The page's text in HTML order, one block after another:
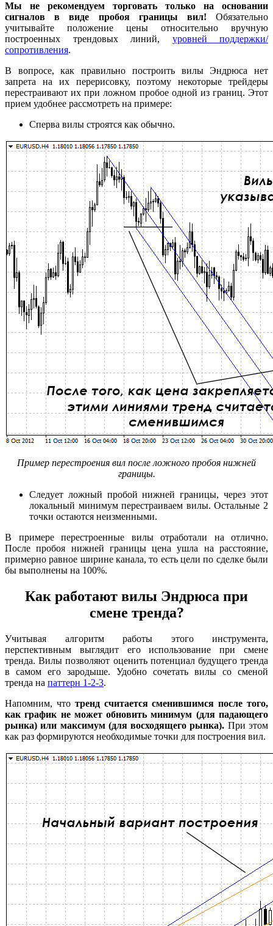
Мы не рекомендуем торговать только на основании
сигналов в виде пробоя границы вил! Обязательно
учитывайте положение цены относительно вручную
построенных трендовых линий, уровней поддержки/
сопротивления.
В вопросе, как правильно построить вилы Эндрюса нет
запрета на их перерисовку, поэтому некоторые трейдеры
перестраивают их при ложном пробое одной из границ. Этот
прием удобнее рассмотреть на примере:
Cперва вилы строятся как обычно.
Пример перестроения вил после ложного пробоя нижней
границы.
Следует ложный пробой нижней границы, через этот
локальный минимум перестраиваем вилы. Остальные 2
точки остаются неизменными.
В примере перестроенные вилы отработали на отлично.
После пробоя нижней границы цена ушла на расстояние,
примерно равное ширине канала, то есть цели по сделке были
бы выполнены на 100%.
Как работают вилы Эндрюса при
смене тренда?
Учитывая алгоритм работы этого инструмента,
перспективным выглядит его использование при смене
тренда. Вилы позволяют оценить потенциал будущего тренда
в самом его зародыше. Удобно сочетать вилы со сменой
тренда на паттерн 1-2-3.
Напомним, что тренд считается сменившимся после того,
как график не может обновить минимум (для падающего
рынка) или максимум (для восходящего рынка). При этом
как раз формируются необходимые точки для построения вил.